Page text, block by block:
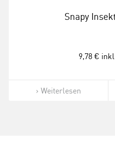
Snapy
9,78 €
Weiterlesen